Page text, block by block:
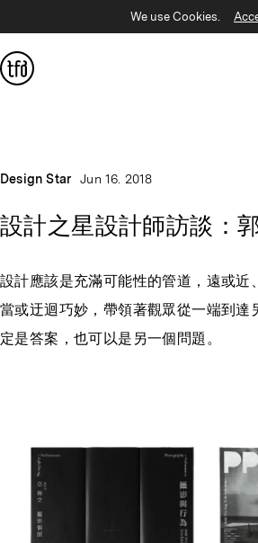
We use Cookies.
Design Star Jun 16. 2018
設計之星設計師訪談：
設計應該是充滿可能性的管道，遠或近
當或迂迴巧妙，帶領著觀眾從一端到達
定是答案，也可以是另一個問題。